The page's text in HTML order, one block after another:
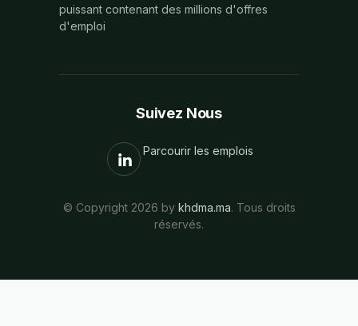
puissant contenant des millions d'offres
d'emploi
Suivez Nous
Parcourir les emplois
© Copyright 2026 by khdma.ma. Tous droits
réservés.